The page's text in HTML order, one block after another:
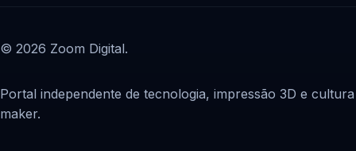
© 2026 Zoom Digital.
Portal independente de tecnologia, impressão 3D e cultura
maker.